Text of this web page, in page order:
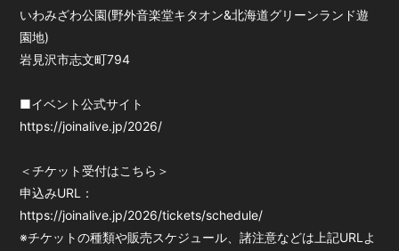
いわみざわ公園(野外音楽堂キタオン&北海道グリーンランド遊
園地)
岩見沢市志文町794
■イベント公式サイト
https://joinalive.jp/2026/
＜チケット受付はこちら＞
申込みURL：
https://joinalive.jp/2026/tickets/schedule/
※チケットの種類や販売スケジュール、諸注意などは上記URLよ